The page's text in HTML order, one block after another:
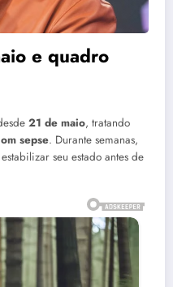
e quadro
21 de maio, tratando
sepse. Durante semanas,
seu estado antes de